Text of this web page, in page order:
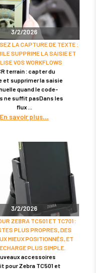
01B112-A6
3/2/2026
LA CAPTURE DE TEXTE :
SUPPRIME LA SAISIE ET
VOS WORKFLOWS
terrain : capter du
et supprimer la saisie
quand le code-
ne suffit pasDans les
flux
En savoir plus
3/2/2026
ZEBRA TC501 ET TC701 :
PLUS PROPRES, DES
MIEUX POSITIONNÉS, ET
PLUS SIMPLE.
accessoires
pour Zebra TC501 et